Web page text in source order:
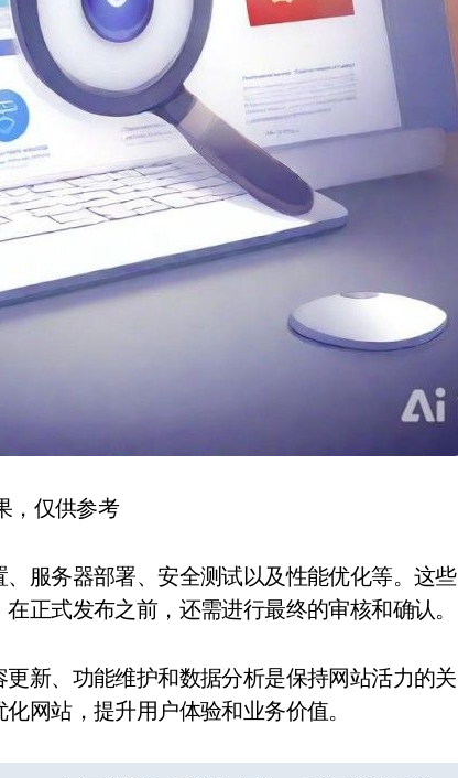
，仅供参考
服务器部署、安全测试以及性能优化等。这些
正式发布之前，还需进行最终的审核和确认。
新、功能维护和数据分析是保持网站活力的关
网站，提升用户体验和业务价值。